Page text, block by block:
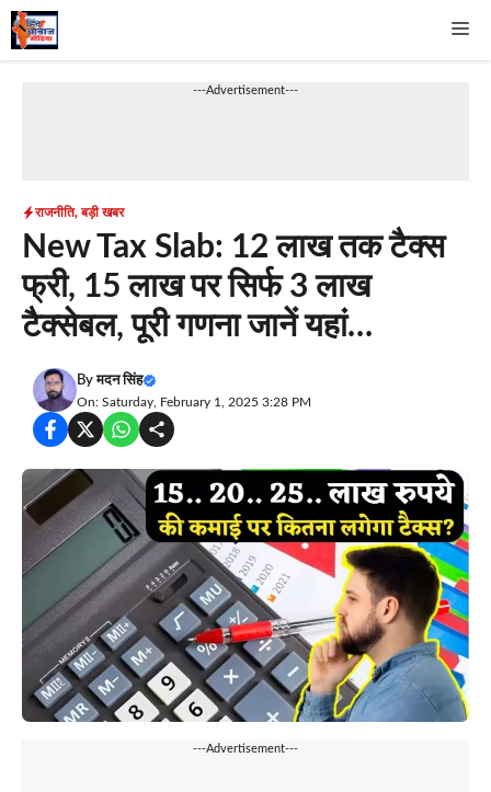
Skip
to
---Advertisement---
राजनीति,बड़ी खबर
New Tax Slab: 12 लाख तक टैक्स
फ्री, 15 लाख पर सिर्फ 3 लाख
टैक्सेबल, पूरी गणना जानें यहां…
Byमदन सिंह
On: Saturday, February 1, 2025 3:28 PM
---Advertisement---